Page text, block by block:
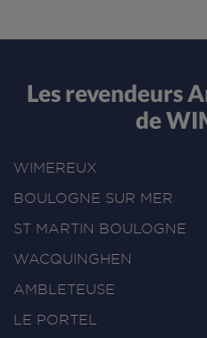
Les revendeurs
de
WIMEREUX
BOULOGNE SUR MER
ST MARTIN BOULOGNE
WACQUINGHEN
AMBLETEUSE
LE PORTEL